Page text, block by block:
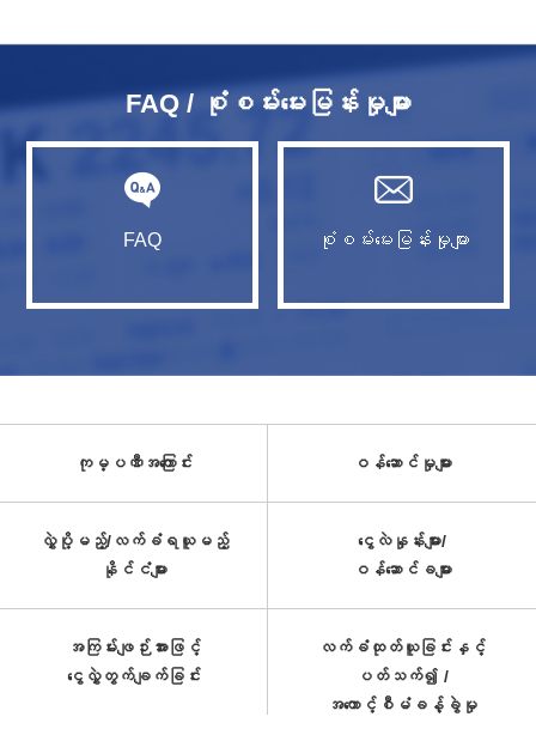
FAQ / စုံစမ်းမေးမြန်းမှုများ
FAQ စုံစမ်းမေးမြန်းမှုများ
ကုမ္ပဏီအကြောင်း ဝန်ဆောင်မှုများ
လွှဲပို့မည့်/လက်ခံရယူမည့်
နိုင်ငံများ
ငွေလဲနှုန်းများ/
ဝန်ဆောင်ခများ
အကြမ်းဖျဉ်းအားဖြင့်
ငွေလွှဲတွက်ချက်ခြင်း
လက်ခံထုတ်ယူခြင်းနှင့်
ပတ်သက်၍ /
အကောင့်စီမံခန့်ခွဲမှု